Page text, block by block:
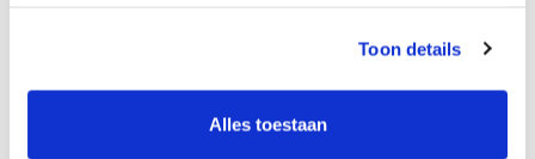
Toon details
Alles toestaan
nieocenione. Negocjacje z potencjalnymi